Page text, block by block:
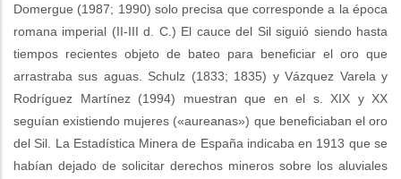
Domergue (1987; 1990) solo precisa que corresponde a la época
romana imperial (II-III d. C.) El cauce del Sil siguió siendo hasta
tiempos recientes objeto de bateo para beneficiar el oro que
arrastraba sus aguas. Schulz (1833; 1835) y Vázquez Varela y
Rodríguez Martínez (1994) muestran que en el s. XIX y XX
seguían existiendo mujeres («aureanas») que beneficiaban el oro
del Sil. La Estadística Minera de España indicaba en 1913 que se
habían dejado de solicitar derechos mineros sobre los aluviales